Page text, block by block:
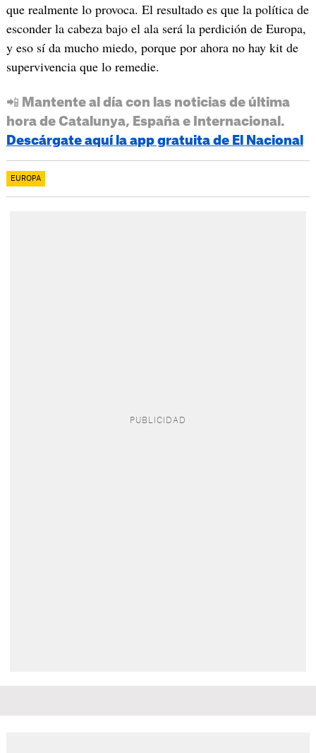
que realmente lo provoca. El resultado es que la política de
esconder la cabeza bajo el ala será la perdición de Europa,
y eso sí da mucho miedo, porque por ahora no hay kit de
supervivencia que lo remedie.
📲 Mantente al día con las noticias de última
hora de Catalunya, España e Internacional.
Descárgate aquí la app gratuita de El Nacional
EUROPA